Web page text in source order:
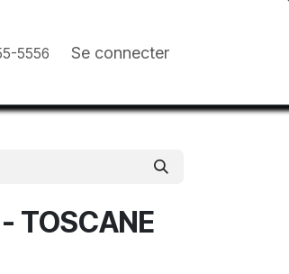
Blog
5556 Se connecter
TOSCANE